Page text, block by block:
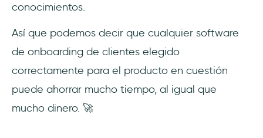
conocimientos.
Así que podemos decir que cualquier software
de onboarding de clientes elegido
correctamente para el producto en cuestión
puede ahorrar mucho tiempo, al igual que
mucho dinero. 🚀